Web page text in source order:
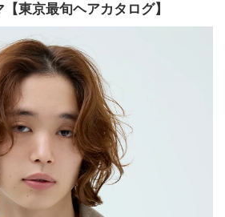
東京最旬ヘアカタログ】